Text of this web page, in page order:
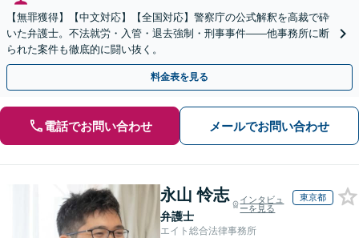
【無罪獲得】【中文対応】【全国対応】警察庁の公式解釈を高裁で砕
いた弁護士。不法就労・入管・退去強制・刑事事件——他事務所に断
られた案件も徹底的に闘い抜く。
料金表を見る
電話でお問い合わせ メールでお問い合わせ
永山 怜志
弁護士
インタビュ
ーを見る
東京都
エイト総合法律事務所